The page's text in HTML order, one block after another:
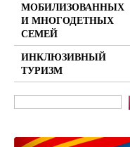
МОБИЛИЗОВАННЫХ
И МНОГОДЕТНЫХ
СЕМЕЙ
ИНКЛЮЗИВНЫЙ
ТУРИЗМ